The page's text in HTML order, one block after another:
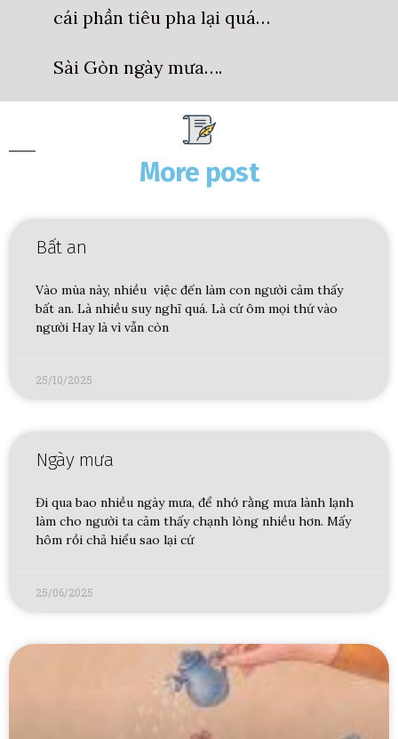
cái phần tiêu pha lại quá…
Sài Gòn ngày mưa….
More post
Bất an
Vào mùa này, nhiều việc đến làm con người cảm thấy
bất an. Là nhiều suy nghĩ quá. Là cứ ôm mọi thứ vào
người Hay là vì vẫn còn
25/10/2025
Ngày mưa
Đi qua bao nhiều ngày mưa, để nhớ rằng mưa lành lạnh
làm cho người ta cảm thấy chạnh lòng nhiều hơn. Mấy
hôm rồi chả hiểu sao lại cứ
25/06/2025